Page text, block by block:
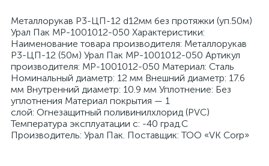
Металлорукав Р3-ЦП-12 d12мм без протяжки (уп.50м)
Урал Пак МР-1001012-050 Характеристики:
Наименование товара производителя: Металлорукав
Р3-ЦП-12 (50м) Урал Пак МР-1001012-050 Артикул
производителя: МР-1001012-050 Материал: Сталь
Номинальный диаметр: 12 мм Внешний диаметр: 17.6
мм Внутренний диаметр: 10.9 мм Уплотнение: Без
уплотнения Материал покрытия — 1
слой: Огнезащитный поливинилхлорид (PVC)
Температура эксплуатации с: -40 град.C
Производитель: Урал Пак. Поставщик: ТОО «VK Corp»